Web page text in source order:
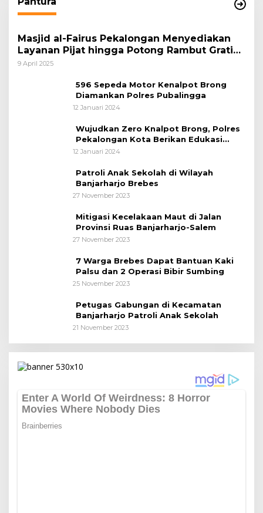
Masjid al-Fairus Pekalongan Menyediakan
Layanan Pijat hingga Potong Rambut Gratis
bagi Pemudik Lebaran 2025
9 April 2025
596 Sepeda Motor Kenalpot Brong
Diamankan Polres Pubalingga
12 Januari 2024
Wujudkan Zero Knalpot Brong, Polres
Pekalongan Kota Berikan Edukasi
Kepada Pelajar
12 Januari 2024
Patroli Anak Sekolah di Wilayah
Banjarharjo Brebes
27 November 2023
Mitigasi Kecelakaan Maut di Jalan
Provinsi Ruas Banjarharjo-Salem
27 November 2023
7 Warga Brebes Dapat Bantuan Kaki
Palsu dan 2 Operasi Bibir Sumbing
25 November 2023
Petugas Gabungan di Kecamatan
Banjarharjo Patroli Anak Sekolah
21 November 2023